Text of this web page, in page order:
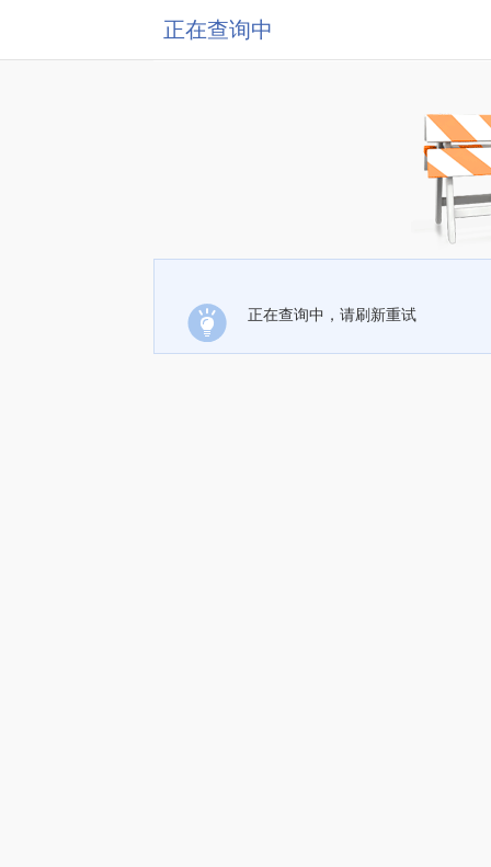
正在查询中
正在查询中，请刷新重试